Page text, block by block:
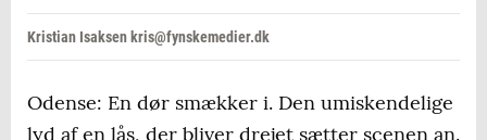
Kristian Isaksen kris@fynskemedier.dk
Odense: En dør smækker i. Den umiskendelige
lyd af en lås, der bliver drejet sætter scenen an.